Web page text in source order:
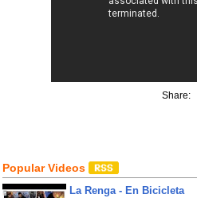
Share:
Popular Videos
La Renga - En Bicicleta